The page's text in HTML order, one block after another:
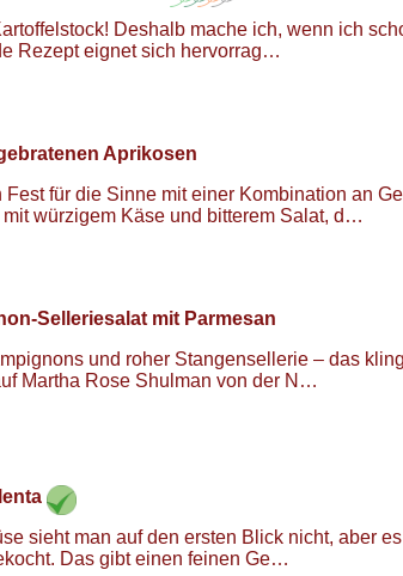
Deshalb mache ich, wenn ich
Rezept eignet sich hervorrag…
Aprikosen
Fest für die Sinne mit einer Kombination an
würzigem Käse und bitterem Salat, d…
Selleriesalat mit Parmesan
und roher Stangensellerie – das
Martha Rose Shulman von der N…
sieht man auf den ersten Blick nicht, aber
Das gibt einen feinen Ge…